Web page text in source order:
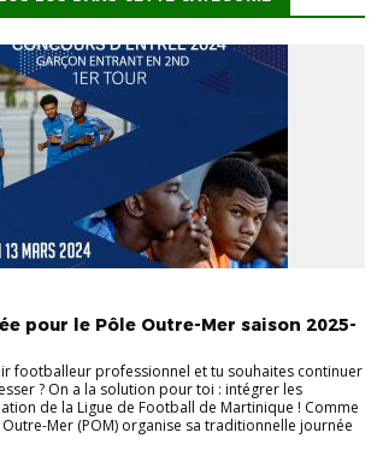
pour le Pôle Outre-Mer saison 2025-
footballeur professionnel et tu souhaites continuer
? On a la solution pour toi : intégrer les
de la Ligue de Football de Martinique ! Comme
Mer (POM) organise sa traditionnelle journée